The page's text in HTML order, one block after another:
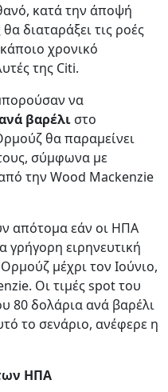
κατά την άποψή
διαταράξει τις ροές
χρονικό
της Citi.
να
βαρέλι στο
θα παραμείνει
σύμφωνα με
την Wood Mackenzie
απότομα εάν οι ΗΠΑ
γρήγορη ειρηνευτική
μέχρι τον Ιούνιο,
Οι τιμές spot του
80 δολάρια ανά βαρέλι
το σενάριο, ανέφερε η
ΗΠΑ